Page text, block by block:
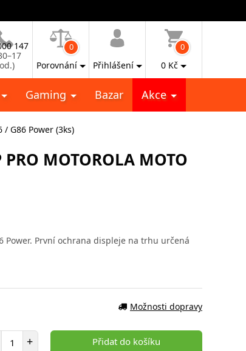
147
0
Porovnání Přihlášení
0
0 Kč
Gaming Bazar Akce
G86 Power (3ks)
MOTOROLA MOTO
Power. První ochrana displeje na trhu určená
Možnosti dopravy
Počet položek
+ Přidat do košíku